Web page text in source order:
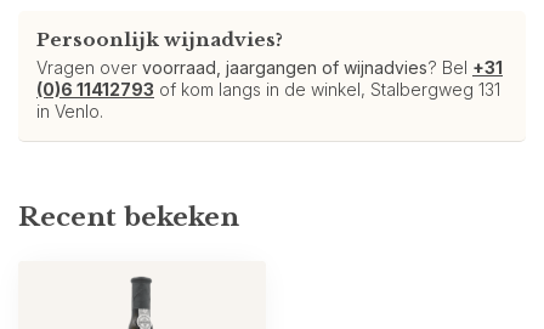
Persoonlijk wijnadvies?
Vragen over voorraad, jaargangen of wijnadvies? Bel +31
(0)6 11412793 of kom langs in de winkel, Stalbergweg 131
in Venlo.
Recent bekeken